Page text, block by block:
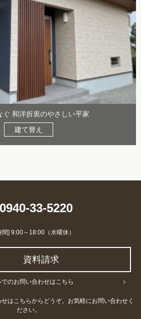
ぐ 和洋折衷のやさしい平家
建て替え
0940-33-5220
間] 9:00～18:00（水曜休）
資料請求
でのお問い合わせはこちら
はこちらからどうぞ。お気軽にお問い合わせく
ださい。